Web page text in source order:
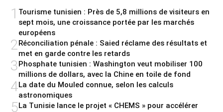
1 Tourisme tunisien : Près de 5,8 millions de visiteurs en
sept mois, une croissance portée par les marchés
européens
2 Réconciliation pénale : Saied réclame des résultats et
met en garde contre les retards
3Phosphate tunisien : Washington veut mobiliser 100
millions de dollars, avec la Chine en toile de fond
4La date du Mouled connue, selon les calculs
astronomiques
5La Tunisie lance le projet « CHEMS » pour accélérer